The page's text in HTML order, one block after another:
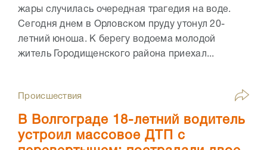
жары случилась очередная трагедия на воде.
Сегодня днем в Орловском пруду утонул 20-
летний юноша. К берегу водоема молодой
житель Городищенского района приехал...
Происшествия
В Волгограде 18-летний водитель
устроил массовое ДТП с